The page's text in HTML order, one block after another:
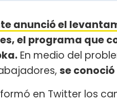
anunció el
el programa que
En medio del
se
en Twitter los